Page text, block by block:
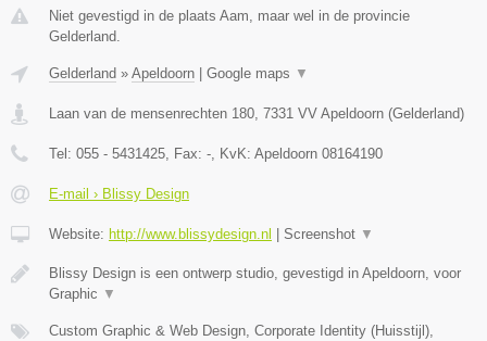
Niet gevestigd in de plaats Aam, maar wel in de provincie
Gelderland.
Gelderland » Apeldoorn Google maps ▼
Laan van de mensenrechten 180 7331 VV Apeldoorn (Gelderland)
Tel: 055 - 5431425 , Fax: - , KvK: Apeldoorn 08164190
E-mail › Blissy Design
Website: http://www.blissydesign.nl Screenshot ▼
Blissy Design is een ontwerp studio, gevestigd in Apeldoorn, voor
Graphic ▼
Custom Graphic & Web Design, Corporate Identity (Huisstijl),